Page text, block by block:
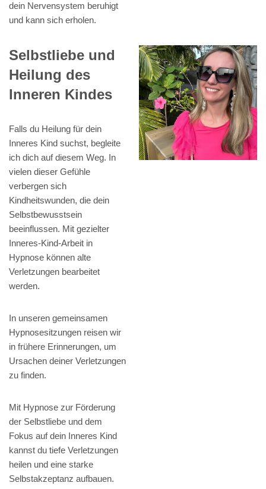
dein Nervensystem beruhigt
und kann sich erholen.
Selbstliebe und
Heilung des
Inneren Kindes
Falls du Heilung für dein
Inneres Kind suchst, begleite
ich dich auf diesem Weg. In
vielen dieser Gefühle
verbergen sich
Kindheitswunden, die dein
Selbstbewusstsein
beeinflussen. Mit gezielter
Inneres-Kind-Arbeit in
Hypnose können alte
Verletzungen bearbeitet
werden.
In unseren gemeinsamen
Hypnosesitzungen reisen wir
in frühere Erinnerungen, um
Ursachen deiner Verletzungen
zu finden.
Mit Hypnose zur Förderung
der Selbstliebe und dem
Fokus auf dein Inneres Kind
kannst du tiefe Verletzungen
heilen und eine starke
Selbstakzeptanz aufbauen.